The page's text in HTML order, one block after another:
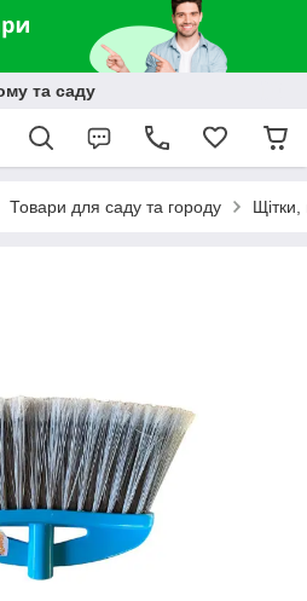
та саду
Товари для саду та городу Щітки,